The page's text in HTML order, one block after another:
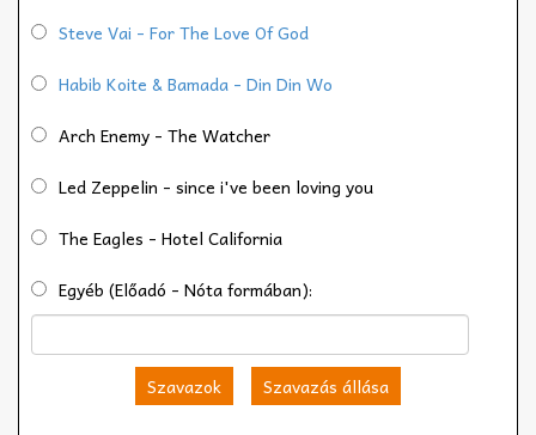
Steve Vai - For The Love Of God
Habib Koite & Bamada - Din Din Wo
Arch Enemy - The Watcher
Led Zeppelin - since i've been loving you
The Eagles - Hotel California
Egyéb (Előadó - Nóta formában):
Szavazok Szavazás állása